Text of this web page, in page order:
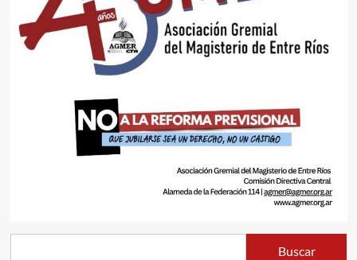
Buscar